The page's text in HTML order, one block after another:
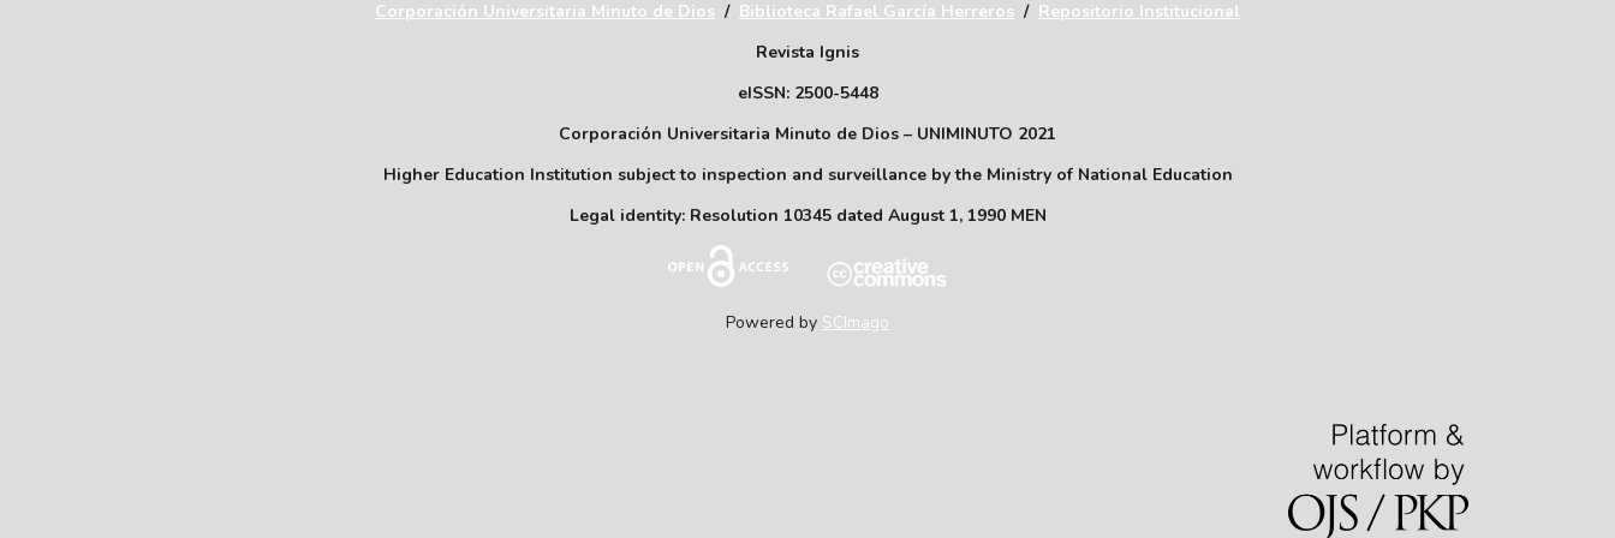
Corporación Universitaria Minuto de Dios / Biblioteca Rafael García Herreros / Repositorio Institucional
Revista Ignis
eISSN: 2500-5448
Corporación Universitaria Minuto de Dios – UNIMINUTO 2021
Higher Education Institution subject to inspection and surveillance by the Ministry of National Education
Legal identity: Resolution 10345 dated August 1, 1990 MEN
Powered by SCImago